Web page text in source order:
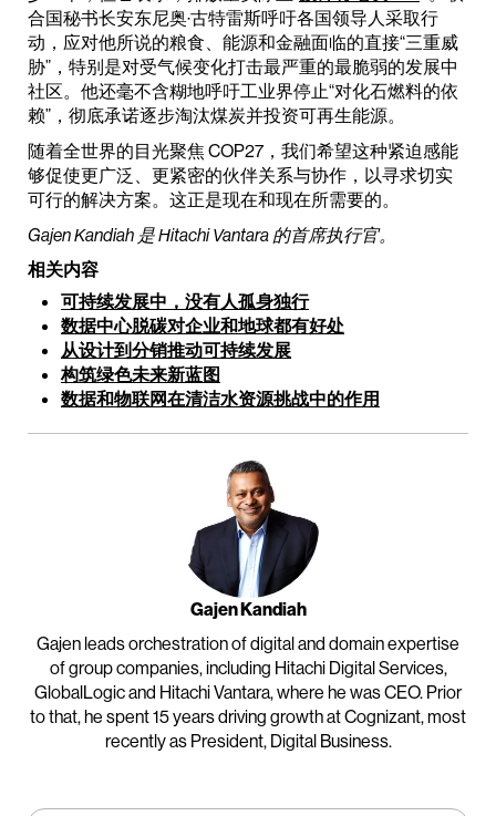
合国秘书长安东尼奥·古特雷斯呼吁各国领导人采取行
动，应对他所说的粮食、能源和金融面临的直接“三重威
胁”，特别是对受气候变化打击最严重的最脆弱的发展中
社区。他还毫不含糊地呼吁工业界停止“对化石燃料的依
赖”，彻底承诺逐步淘汰煤炭并投资可再生能源。
随着全世界的目光聚焦 COP27，我们希望这种紧迫感能
够促使更广泛、更紧密的伙伴关系与协作，以寻求切实
可行的解决方案。这正是现在和现在所需要的。
Gajen Kandiah 是 Hitachi Vantara 的首席执行官。
相关内容
可持续发展中，没有人孤身独行
数据中心脱碳对企业和地球都有好处
从设计到分销推动可持续发展
构筑绿色未来新蓝图
数据和物联网在清洁水资源挑战中的作用
Gajen Kandiah
Gajen leads orchestration of digital and domain expertise
of group companies, including Hitachi Digital Services,
GlobalLogic and Hitachi Vantara, where he was CEO. Prior
to that, he spent 15 years driving growth at Cognizant, most
recently as President, Digital Business.